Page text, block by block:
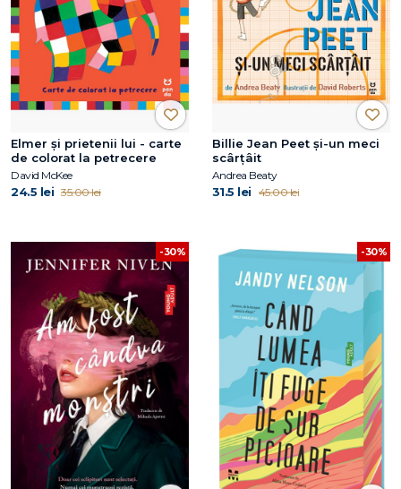
Elmer și prietenii lui - carte
de colorat la petrecere
David McKee
24.5 lei 35.00 lei
Billie Jean Peet și-un meci
scârțâit
Andrea Beaty
31.5 lei 45.00 lei
-30% -30%